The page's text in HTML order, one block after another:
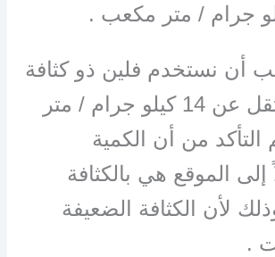
أن نستخدم فلين ذو كثافة
جرام / متر
من أن الكمية
إلى الموقع هي بالكثافة
لأن الكثافة الضعيفة
.